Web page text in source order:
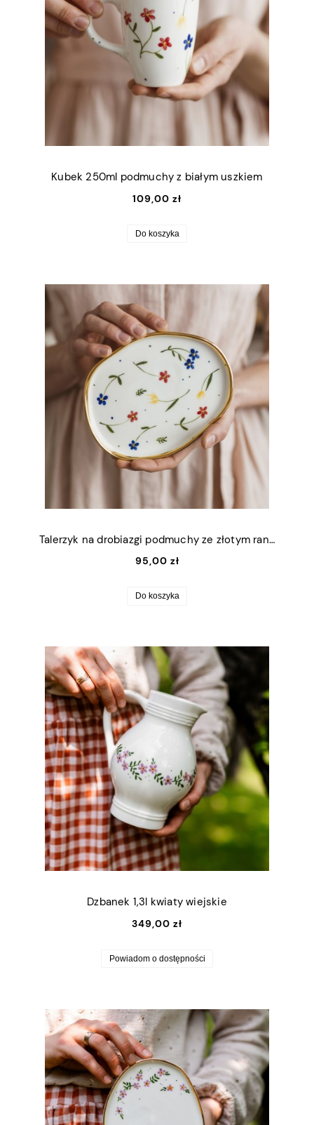
Kubek 250ml podmuchy z białym uszkiem
109,00 zł
Do koszyka
Talerzyk na drobiazgi podmuchy ze złotym rantem 13x16,5cm (M)
95,00 zł
Do koszyka
Dzbanek 1,3l kwiaty wiejskie
349,00 zł
Powiadom o dostępności